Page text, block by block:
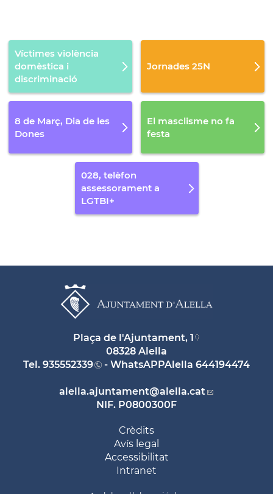
Víctimes violència
domèstica i
discriminació
Jornades 25N
8 de Març, Dia de les
Dones
El masclisme no fa
festa
028, telèfon
assessorament a
LGTBI+
Plaça de l'Ajuntament, 1
08328 Alella
Tel. 935552339 - WhatsAPPAlella 644194474
alella.ajuntament@alella.cat
NIF. P0800300F
Crèdits
Avís legal
Accessibilitat
Intranet